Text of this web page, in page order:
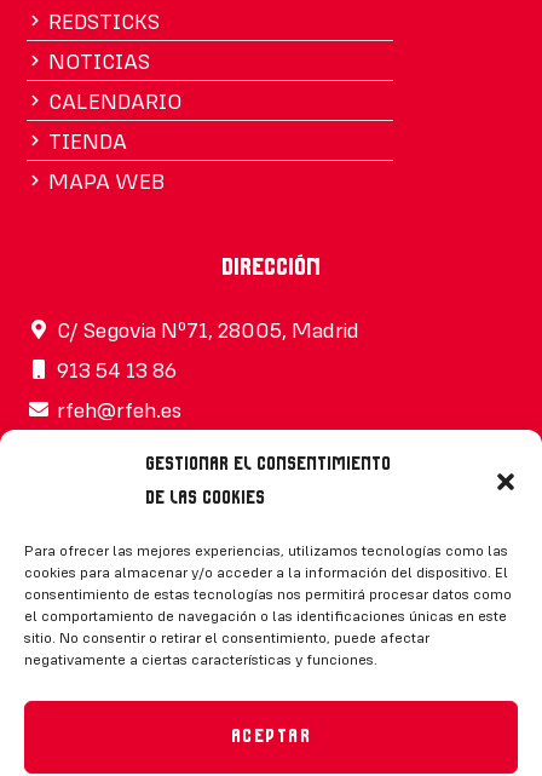
Gestionar el consentimiento
de las cookies
Para ofrecer las mejores experiencias, utilizamos tecnologías como las
cookies para almacenar y/o acceder a la información del dispositivo. El
consentimiento de estas tecnologías nos permitirá procesar datos como
el comportamiento de navegación o las identificaciones únicas en este
sitio. No consentir o retirar el consentimiento, puede afectar
negativamente a ciertas características y funciones.
Aceptar
REDSTICKS
NOTICIAS
CALENDARIO
TIENDA
MAPA WEB
Dirección
C/ Segovia Nº71, 28005, Madrid
913 54 13 86
rfeh@rfeh.es
Síguenos